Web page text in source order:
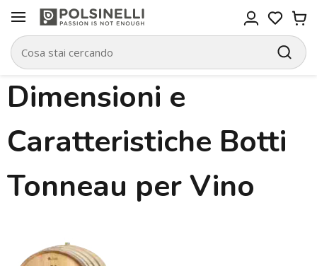
Dimensioni e
Caratteristiche Botti
Tonneau per Vino